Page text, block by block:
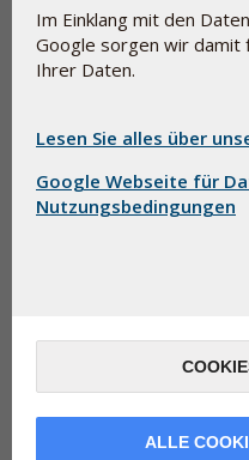
einladend aussehen zu
Hilfsstoffe und E-
gleichbedeutend mit
von Lebensmitteln ist, und
Im Einklang mit den
Google sorgen wir damit
Ihrer Daten.
Lesen Sie alles über
Google Webseite für
Nutzungsbedingungen
ALLE